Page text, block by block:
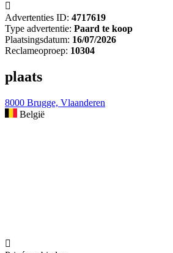

Advertenties ID: 4717619
Type advertentie: Paard te koop
Plaatsingsdatum: 16/07/2026
Reclameoproep: 10304
plaats
8000 Brugge, Vlaanderen
België
